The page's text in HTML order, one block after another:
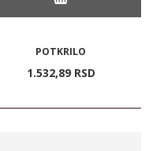
POTKRILO
1.532,89 RSD